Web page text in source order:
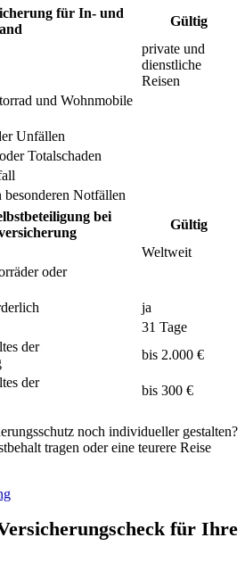
für In- und
Gültig
private und
dienstliche
Reisen
und Wohnmobile
Unfällen
Totalschaden
Notfällen
bei
Gültig
Weltweit
oder
ja
31 Tage
der
bis 2.000 €
der
bis 300 €
noch individueller gestalten?
tragen oder eine teurere Reise
für Ihre